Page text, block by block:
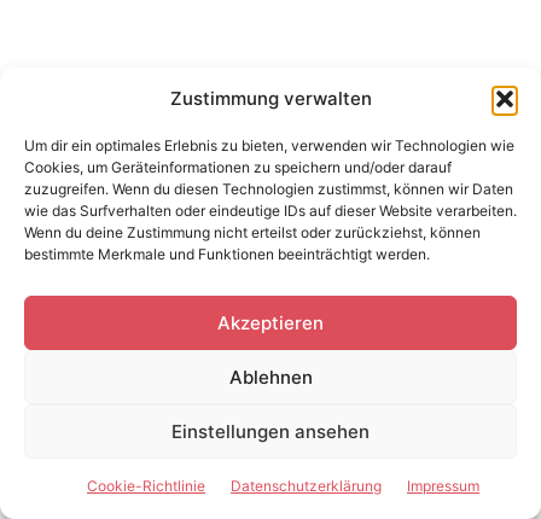
Zustimmung verwalten
Um dir ein optimales Erlebnis zu bieten, verwenden wir Technologien wie
Cookies, um Geräteinformationen zu speichern und/oder darauf
zuzugreifen. Wenn du diesen Technologien zustimmst, können wir Daten
wie das Surfverhalten oder eindeutige IDs auf dieser Website verarbeiten.
Wenn du deine Zustimmung nicht erteilst oder zurückziehst, können
bestimmte Merkmale und Funktionen beeinträchtigt werden.
Akzeptieren
Ablehnen
Einstellungen ansehen
Cookie-Richtlinie Datenschutzerklärung Impressum
Skischuhe für Damen: Warum sie neben
einem guten Reiseführer im Winterurlaub
nicht fehlen dürfen
Skibrillen für Reisen: Warum sie neben einem